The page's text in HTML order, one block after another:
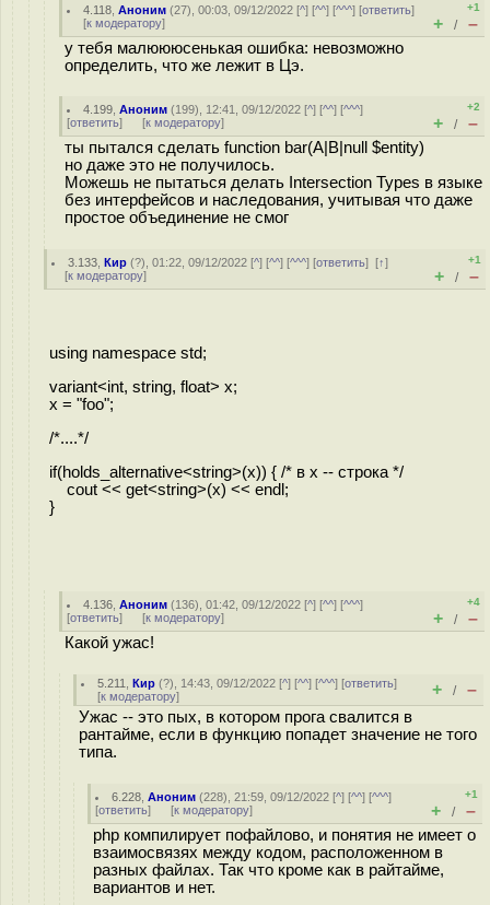
4.118 ,Аноним (27), 00:03, 09/12/2022 [^] [^^] [^^^] [ответить]
[к модератору]
+1
+ / –
у тебя малюююсенькая ошибка: невозможно
определить, что же лежит в Цэ.
4.199 ,Аноним (199), 12:41, 09/12/2022 [^] [^^] [^^^]
[ответить] [к модератору]
+2
+ / –
ты пытался сделать function bar(A|B|null $entity)
но даже это не получилось.
Можешь не пытаться делать Intersection Types в языке
без интерфейсов и наследования, учитывая что даже
простое объединение не смог
3.133 ,Кир (?), 01:22, 09/12/2022 [^] [^^] [^^^] [ответить][↑]
[к модератору]
+1
+ / –
using namespace std;
variant<int, string, float> x;
x = "foo";
/*....*/
if(holds_alternative<string>(x)) { /* в x -- строка */
cout << get<string>(x) << endl;
}
4.136 ,Аноним (136), 01:42, 09/12/2022 [^] [^^] [^^^]
[ответить] [к модератору]
+4
+ / –
Какой ужас!
5.211 ,Кир (?), 14:43, 09/12/2022 [^] [^^] [^^^] [ответить]
[к модератору] + / –
Ужас -- это пых, в котором прога свалится в
рантайме, если в функцию попадет значение не того
типа.
6.228 ,Аноним (228), 21:59, 09/12/2022 [^] [^^] [^^^]
[ответить] [к модератору]
+1
+ / –
php компилирует пофайлово, и понятия не имеет о
взаимосвязях между кодом, расположенном в
разных файлах. Так что кроме как в райтайме,
вариантов и нет.